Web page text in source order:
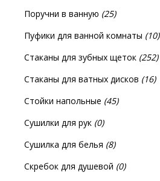
Поручни в ванную (25)
Пуфики для ванной комнаты (10)
Стаканы для зубных щеток (252)
Стаканы для ватных дисков (16)
Стойки напольные (45)
Сушилки для рук (0)
Сушилка для белья (8)
Скребок для душевой (0)